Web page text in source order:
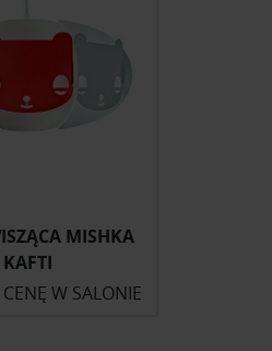
MISHKA
KAFTI
W SALONIE